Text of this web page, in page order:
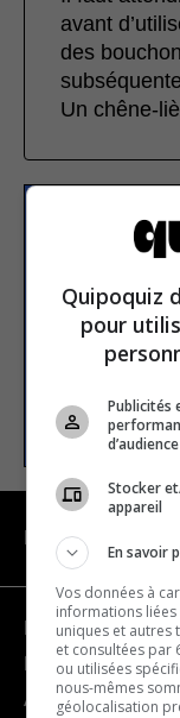
avant
des
Un chêne-
E-mail
NAVIGATION
Devenir partenaire
Nous joindre
À propos
Quipoquiz
pour
Publicités
Stocker
appareil
En savoir
Vos données à
informations
uniques et autres
et consultées par
ou utilisées
nous-mêmes
géolocalisation